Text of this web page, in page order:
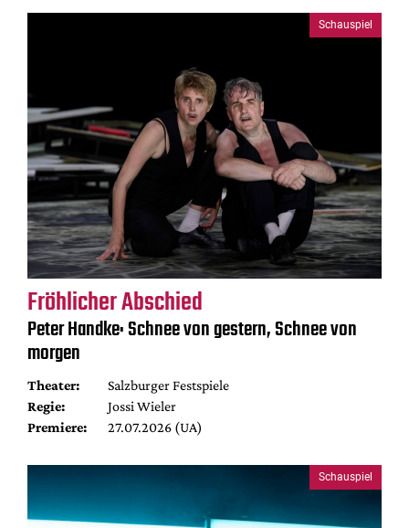
Schauspiel
Fröhlicher Abschied
Peter Handke: Schnee von gestern, Schnee von
morgen
Theater:
Salzburger Festspiele
Regie:
Jossi Wieler
Premiere:
27.07.2026 (UA)
Schauspiel